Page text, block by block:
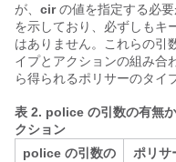
が、 cir の値を指定する必要
を示しており、必ずしもキ
はありません。これらの引
イプとアクションの組み合
ら得られるポリサーのタイ
表 2. police の引数の有無
クション
police の引数の
ポリサ